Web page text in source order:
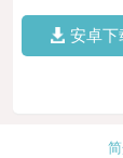
安卓下